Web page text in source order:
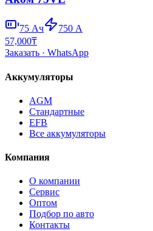
75 Ач 750 А
57,000₸
Заказать · WhatsApp
Аккумуляторы
AGM
Стандартные
EFB
Все аккумуляторы
Компания
О компании
Сервис
Оптом
Подбор по авто
Контакты